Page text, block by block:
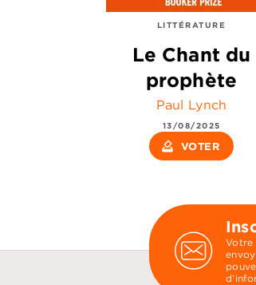
LITTÉRATURE
Le Chant du
prophète
Paul Lynch
13/08/2025
how_to_vote VOTER
Votre